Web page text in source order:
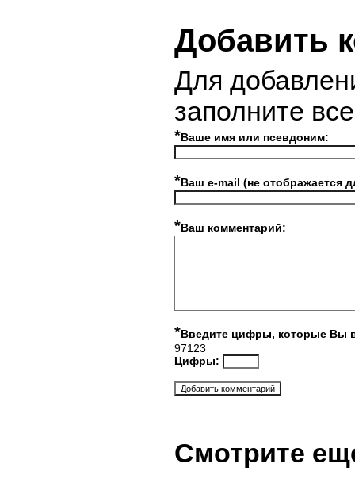
Добавить
Для
заполните
*Ваше имя или псевдоним:
*Ваш e-mail (не отображается
*Ваш комментарий:
*Введите цифры, которые Вы
97123
Цифры:
Смотрите